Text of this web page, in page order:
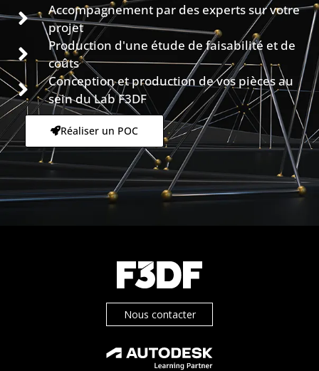
Accompagnement par des experts sur votre
projet
Production d'une étude de faisabilité et de
coûts
Conception et production de vos pièces au
sein du Lab F3DF
Réaliser un POC
Nous contacter